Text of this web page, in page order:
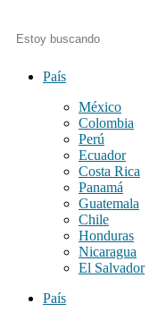
País
México
Colombia
Perú
Ecuador
Costa Rica
Panamá
Guatemala
Chile
Honduras
Nicaragua
El Salvador
País